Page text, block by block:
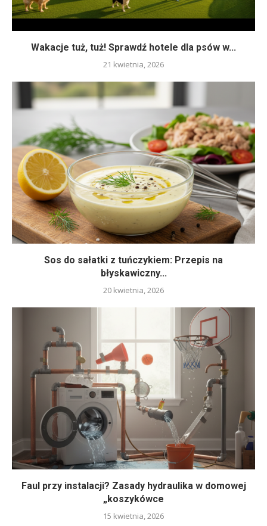
Wakacje tuż, tuż! Sprawdź hotele dla psów w...
21 kwietnia, 2026
Sos do sałatki z tuńczykiem: Przepis na
błyskawiczny...
20 kwietnia, 2026
Faul przy instalacji? Zasady hydraulika w domowej
„koszykówce
15 kwietnia, 2026